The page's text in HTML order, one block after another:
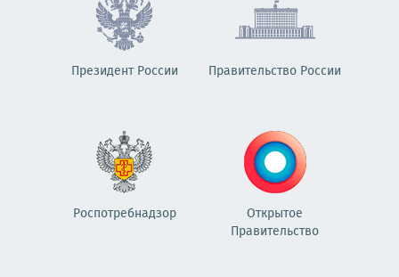
Президент России Правительство России
Роспотребнадзор
Открытое
Правительство